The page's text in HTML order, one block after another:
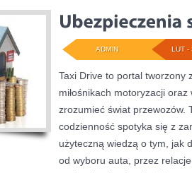
LUT -
ADMIN
Taxi Drive to portal tworzony
miłośnikach motoryzacji
zrozumieć świat przewozów.
codzienność spotyka się z
użyteczną wiedzą o tym, jak
od wyboru auta, przez